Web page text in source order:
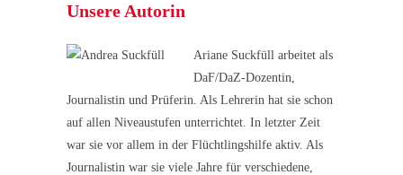
Unsere Autorin
Ariane Suckfüll arbeitet als
DaF/DaZ-Dozentin,
Journalistin und Prüferin. Als Lehrerin hat sie schon
auf allen Niveaustufen unterrichtet. In letzter Zeit
war sie vor allem in der Flüchtlingshilfe aktiv. Als
Journalistin war sie viele Jahre für verschiedene,